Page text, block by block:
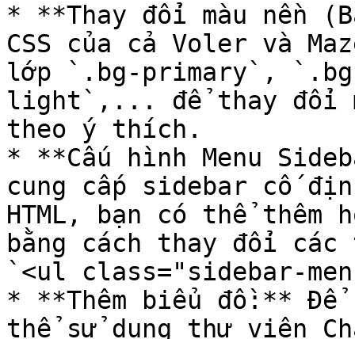
* **Thay đổi màu nền
CSS của cả Voler và
lớp `.bg-primary`,
light`,... để thay đổi
theo ý thích.
* **Cấu hình Menu
cung cấp sidebar cố
HTML, bạn có thể thêm
bằng cách thay đổi
`<ul class="sidebar-
* **Thêm biểu đồ:**
thể sử dụng thư viện